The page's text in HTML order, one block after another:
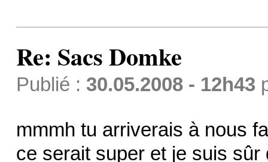
Re: Sacs Domke
Publié : 30.05.2008 - 12h43
mmmh tu arriverais à nous
ce serait super et je suis